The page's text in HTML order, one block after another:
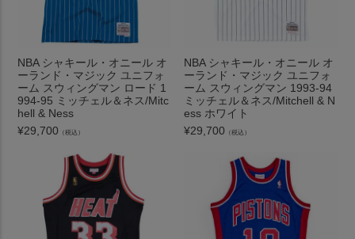
NBA シャキール・オニール オ
ーランド・マジック ユニフォ
ーム スウィングマン ロード 1
994-95 ミッチェル＆ネス/Mitc
hell & Ness
¥29,700 （税込）
NBA シャキール・オニール オ
ーランド・マジック ユニフォ
ーム スウィングマン 1993-94
ミッチェル＆ネス/Mitchell & N
ess ホワイト
¥29,700 （税込）